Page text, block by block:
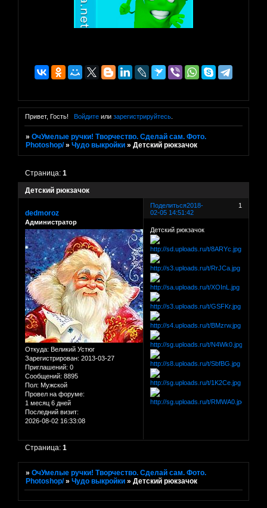
Привет, Гость! Войдитеили зарегистрируйтесь.
»ОчУмелые ручки! Творчество. Сделай сам. Фото.
Photoshop/ »Чудо выкройки »Детский рюкзачок
Детский рюкзачок
Страница:1
Поделиться 1
2018-
02-05 14:51:42
dedmoroz
Администратор
Откуда: Великий Устюг
Зарегистрирован: 2013-03-27
Приглашений: 0
Сообщений: 8895
Пол: Мужской
Провел на форуме:
1 месяц 6 дней
Последний визит:
2026-08-02 16:33:08
Детский рюкзачок
Страница:1
»ОчУмелые ручки! Творчество. Сделай сам. Фото.
Photoshop/ »Чудо выкройки »Детский рюкзачок